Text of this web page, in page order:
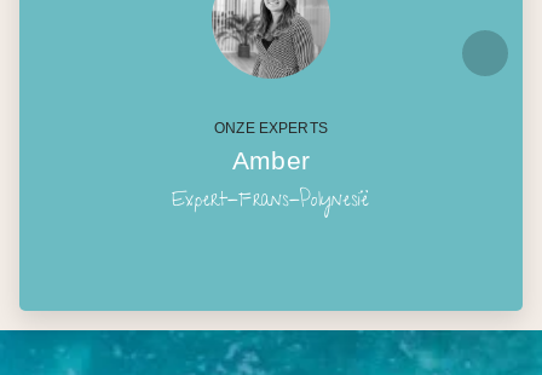
ONZE EXPERTS
Amber
Expert-Frans-Polynesië